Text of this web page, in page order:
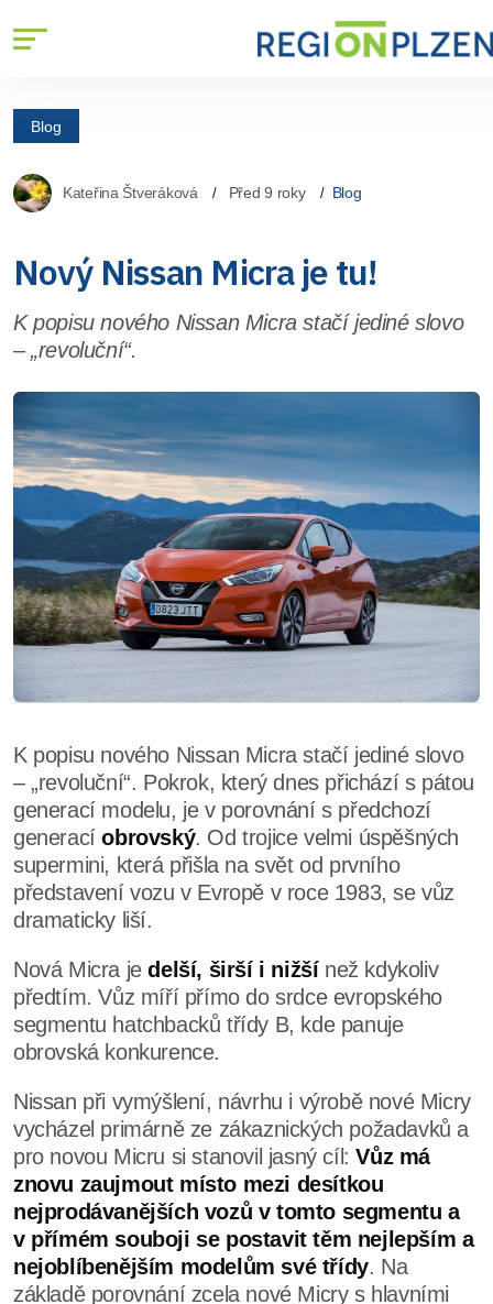
Blog
Kateřina Štveráková Před 9 roky Blog
Nový Nissan Micra je tu!
K popisu nového Nissan Micra stačí jediné slovo
– „revoluční“.
K popisu nového Nissan Micra stačí jediné slovo
– „revoluční“. Pokrok, který dnes přichází s pátou
generací modelu, je v porovnání s předchozí
generacíobrovský. Od trojice velmi úspěšných
supermini, která přišla na svět od prvního
představení vozu v Evropě v roce 1983, se vůz
dramaticky liší.
Nová Micra jedelší, širší i nižší než kdykoliv
předtím. Vůz míří přímo do srdce evropského
segmentu hatchbacků třídy B, kde panuje
obrovská konkurence.
Nissan při vymýšlení, návrhu i výrobě nové Micry
vycházel primárně ze zákaznických požadavků a
pro novou Micru si stanovil jasný cíl:Vůz má
znovu zaujmout místo mezi desítkou
nejprodávanějších vozů v tomto segmentu a
v přímém souboji se postavit těm nejlepším a
nejoblíbenějším modelům své třídy. Na
základě porovnání zcela nové Micry s hlavními